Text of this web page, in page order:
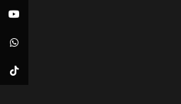
TikTok